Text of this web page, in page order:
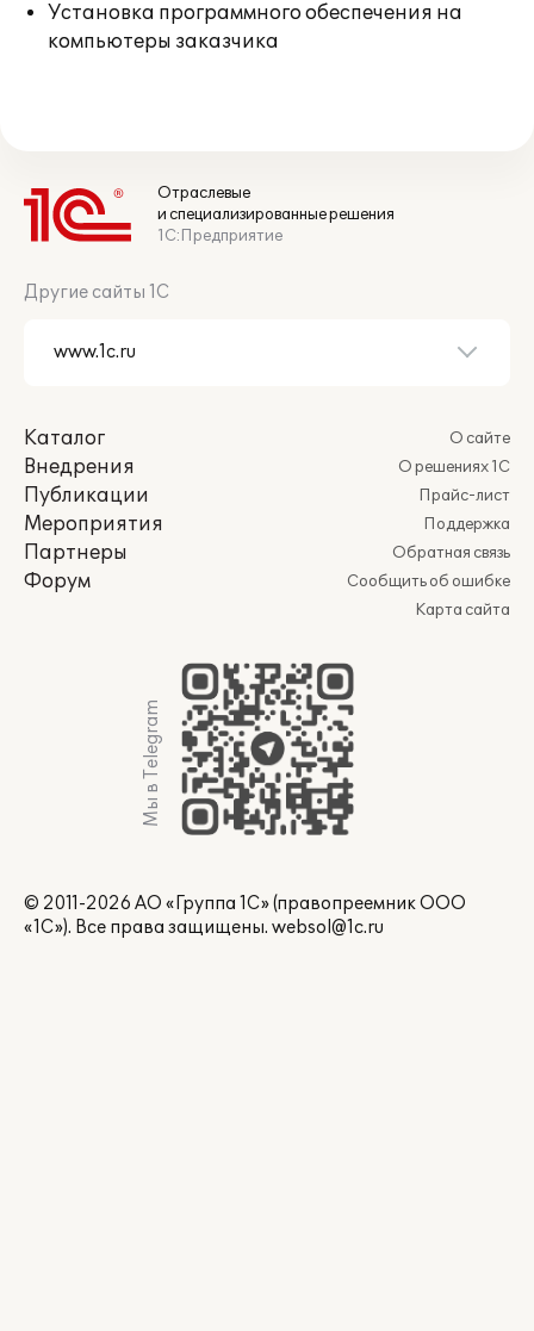
Установка программного обеспечения на
компьютеры заказчика
Отраслевые
и специализированные решения
1С:Предприятие
Другие сайты 1С
Каталог
Внедрения
Публикации
Мероприятия
Партнеры
Форум
О сайте
О решениях 1С
Прайс-лист
Поддержка
Обратная связь
Сообщить об ошибке
Карта сайта
Мы в Telegram
© 2011-2026 АО «Группа 1С» (правопреемник ООО
«1С»). Все права защищены. websol@1c.ru